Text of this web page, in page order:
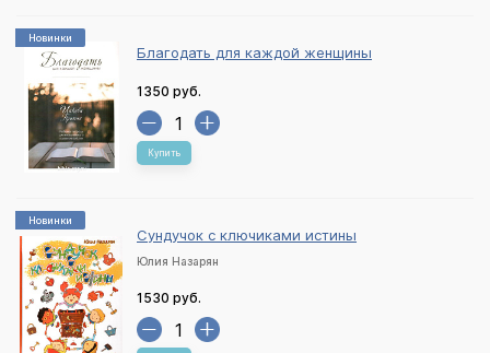
Новинки
Благодать для каждой женщины
1350 руб.
Купить
Новинки
Сундучок с ключиками истины
Юлия Назарян
1530 руб.